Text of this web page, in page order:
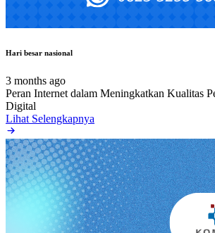
Hari besar nasional
3 months ago
Peran Internet dalam Meningkatkan Kualitas
Digital
Lihat Selengkapnya